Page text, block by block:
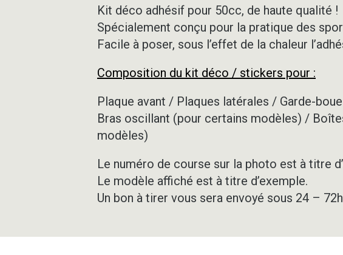
Kit déco adhésif pour 50cc, de haute qualité !
Spécialement conçu pour la pratique des
Facile à poser, sous l’effet de la chaleur
Composition du kit déco / stickers pour :
Plaque avant / Plaques latérales / Garde-
Bras oscillant (pour certains modèles) /
modèles)
Le numéro de course sur la photo est à titre
Le modèle affiché est à titre d’exemple.
Un bon à tirer vous sera envoyé sous 24 –